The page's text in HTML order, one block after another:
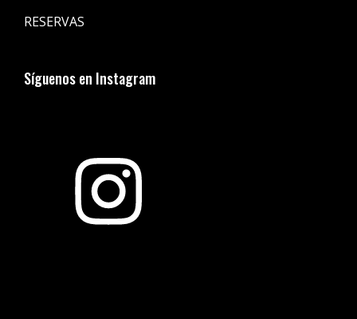
RESERVAS
Síguenos en Instagram